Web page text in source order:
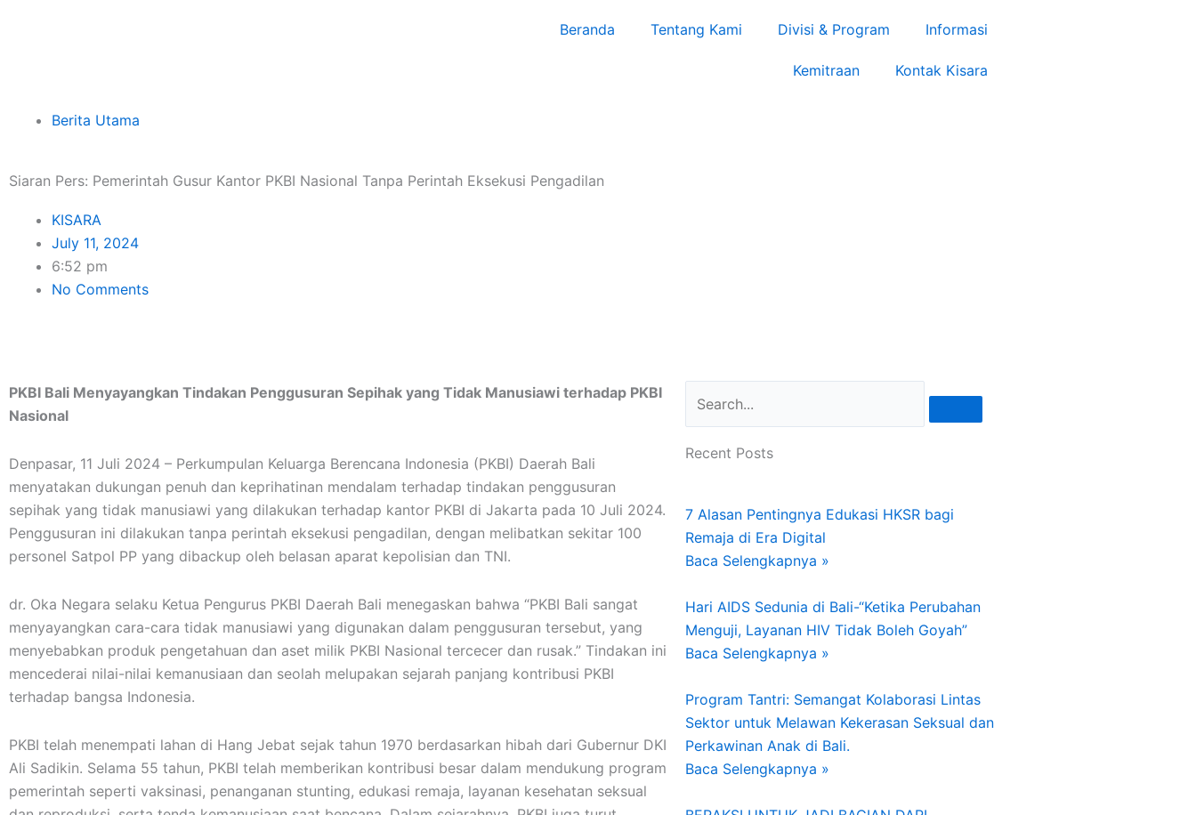
Beranda Tentang Kami Divisi & Program Informasi
Kemitraan Kontak Kisara
Berita Utama
Siaran Pers: Pemerintah Gusur Kantor PKBI Nasional Tanpa Perintah Eksekusi Pengadilan
KISARA
July 11, 2024
6:52 pm
No Comments
PKBI Bali Menyayangkan Tindakan Penggusuran Sepihak yang Tidak Manusiawi terhadap PKBI
Nasional
Denpasar, 11 Juli 2024 – Perkumpulan Keluarga Berencana Indonesia (PKBI) Daerah Bali
menyatakan dukungan penuh dan keprihatinan mendalam terhadap tindakan penggusuran
sepihak yang tidak manusiawi yang dilakukan terhadap kantor PKBI di Jakarta pada 10 Juli 2024.
Penggusuran ini dilakukan tanpa perintah eksekusi pengadilan, dengan melibatkan sekitar 100
personel Satpol PP yang dibackup oleh belasan aparat kepolisian dan TNI.
dr. Oka Negara selaku Ketua Pengurus PKBI Daerah Bali menegaskan bahwa “PKBI Bali sangat
menyayangkan cara-cara tidak manusiawi yang digunakan dalam penggusuran tersebut, yang
menyebabkan produk pengetahuan dan aset milik PKBI Nasional tercecer dan rusak.” Tindakan ini
mencederai nilai-nilai kemanusiaan dan seolah melupakan sejarah panjang kontribusi PKBI
terhadap bangsa Indonesia.
PKBI telah menempati lahan di Hang Jebat sejak tahun 1970 berdasarkan hibah dari Gubernur DKI
Ali Sadikin. Selama 55 tahun, PKBI telah memberikan kontribusi besar dalam mendukung program
pemerintah seperti vaksinasi, penanganan stunting, edukasi remaja, layanan kesehatan seksual
Recent Posts
7 Alasan Pentingnya Edukasi HKSR bagi
Remaja di Era Digital
Baca Selengkapnya »
Hari AIDS Sedunia di Bali-“Ketika Perubahan
Menguji, Layanan HIV Tidak Boleh Goyah”
Baca Selengkapnya »
Program Tantri: Semangat Kolaborasi Lintas
Sektor untuk Melawan Kekerasan Seksual dan
Perkawinan Anak di Bali.
Baca Selengkapnya »